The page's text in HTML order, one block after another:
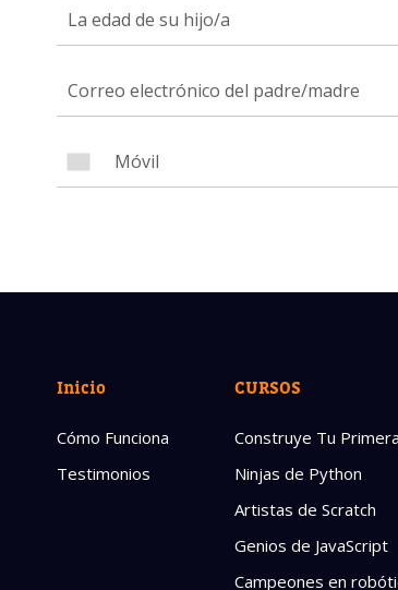
La edad de su hijo/a
Inicio
Cómo Funciona
Testimonios
CURSOS
Construye Tu
Ninjas de Python
Artistas de Scratch
Genios de JavaScript
Campeones en